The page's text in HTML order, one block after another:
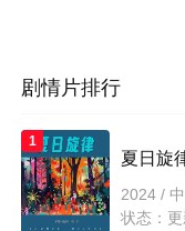
剧情片排行
1
夏日旋
2024 /
状态：